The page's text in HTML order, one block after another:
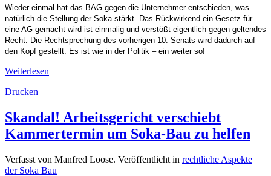
Wieder einmal hat das BAG gegen die Unternehmer entschieden, was
natürlich die Stellung der Soka stärkt. Das Rückwirkend ein Gesetz für
eine AG gemacht wird ist einmalig und verstößt eigentlich gegen geltendes
Recht. Die Rechtsprechung des vorherigen 10. Senats wird dadurch auf
den Kopf gestellt. Es ist wie in der Politik – ein weiter so!
Weiterlesen
Drucken
Skandal! Arbeitsgericht verschiebt
Kammertermin um Soka-Bau zu helfen
Verfasst von Manfred Loose. Veröffentlicht in rechtliche Aspekte
der Soka Bau